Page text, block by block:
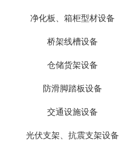
净化板、箱柜型材设备
桥架线槽设备
仓储货架设备
防滑脚踏板设备
交通设施设备
光伏支架、抗震支架设备